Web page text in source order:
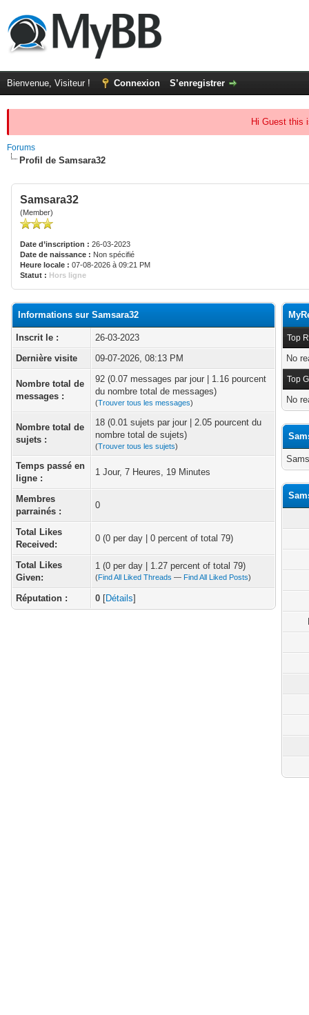
Bienvenue, Visiteur ! Connexion S’enregistrer
Hi Guest this
Forums
Profil de Samsara32
Samsara32
(Member)
Date d’inscription : 26-03-2023
Date de naissance : Non spécifié
Heure locale : 07-08-2026 à 09:21 PM
Statut : Hors ligne
Informations sur Samsara32
Inscrit le :
26-03-2023
Dernière visite
09-07-2026, 08:13 PM
Nombre total de
messages :
92 (0.07 messages par jour | 1.16 pourcent
du nombre total de messages)
(Trouver tous les messages)
Nombre total de
sujets :
18 (0.01 sujets par jour | 2.05 pourcent du
nombre total de sujets)
(Trouver tous les sujets)
Temps passé en
ligne :
1 Jour, 7 Heures, 19 Minutes
Membres
parrainés :
0
Total Likes
Received:
0 (0 per day | 0 percent of total 79)
Total Likes
Given:
1 (0 per day | 1.27 percent of total 79)
(Find All Liked Threads — Find All Liked Posts)
Réputation : 0 [Détails]
Top
No
Top
No